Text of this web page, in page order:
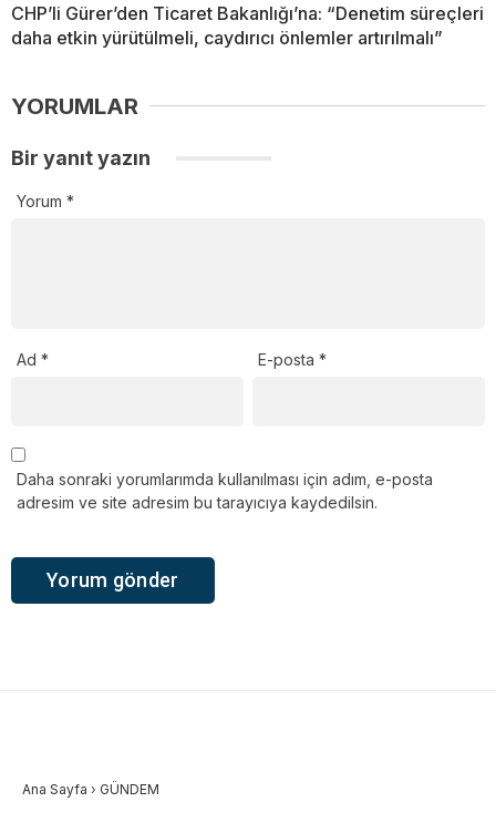
CHP’li Gürer’den Ticaret Bakanlığı’na: “Denetim süreçleri
daha etkin yürütülmeli, caydırıcı önlemler artırılmalı”
YORUMLAR
Bir yanıt yazın
Yorum *
Ad * E-posta*
Daha sonraki yorumlarımda kullanılması için adım, e-posta
adresim ve site adresim bu tarayıcıya kaydedilsin.
Ana Sayfa › GÜNDEM